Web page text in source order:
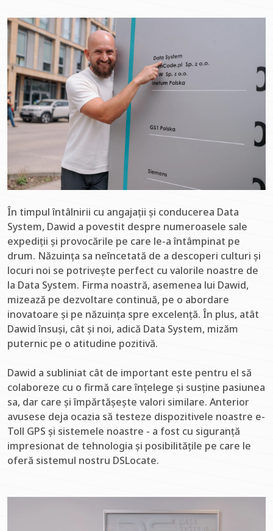
În timpul întâlnirii cu angajații și conducerea Data
System, Dawid a povestit despre numeroasele sale
expediții și provocările pe care le-a întâmpinat pe
drum. Năzuința sa neîncetată de a descoperi culturi și
locuri noi se potrivește perfect cu valorile noastre de
la Data System. Firma noastră, asemenea lui Dawid,
mizează pe dezvoltare continuă, pe o abordare
inovatoare și pe năzuința spre excelență. În plus, atât
Dawid însuși, cât și noi, adică Data System, mizăm
puternic pe o atitudine pozitivă.
Dawid a subliniat cât de important este pentru el să
colaboreze cu o firmă care înțelege și susține pasiunea
sa, dar care și împărtășește valori similare. Anterior
avusese deja ocazia să testeze dispozitivele noastre e-
Toll GPS și sistemele noastre - a fost cu siguranță
impresionat de tehnologia și posibilitățile pe care le
oferă sistemul nostru DSLocate.